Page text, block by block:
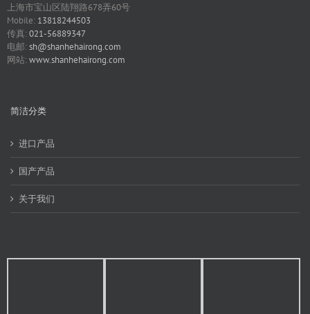
上海市宝山区陆翔路678弄60号
Mobile: 13818244503
传真:021-56889347
电邮:sh@shanhehairong.com
网站:www.shanhehairong.com
简洁分类
进口产品
国产产品
关于我们